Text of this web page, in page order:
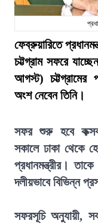
ফেব্রুয়ারিতে
চট্টগ্রাম সফরে
আগস্ট) চট্টগ্রামের
অংশ নেবেন তিনি।
সফর শুরু হবে
সকালে ঢাকা থেকে
প্রধানমন্ত্রীর।
দলীয়ভাবে বিভিন্ন
সফরসূচি অনুযায়ী,